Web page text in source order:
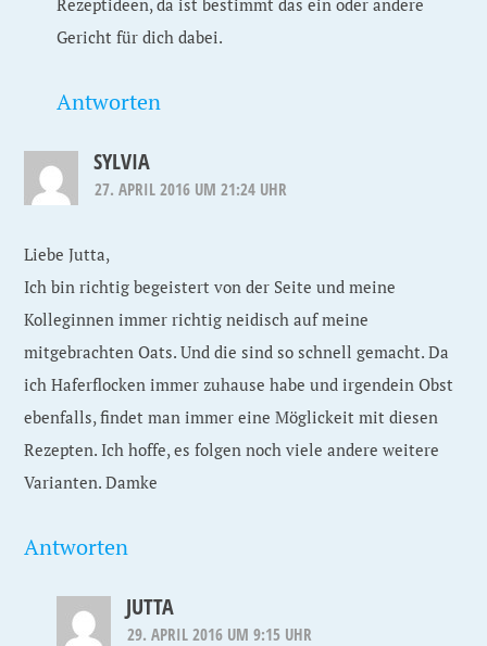
Rezeptideen, da ist bestimmt das ein oder andere
Gericht für dich dabei.
Antworten
SYLVIA
27. APRIL 2016 UM 21:24 UHR
Liebe Jutta,
Ich bin richtig begeistert von der Seite und meine
Kolleginnen immer richtig neidisch auf meine
mitgebrachten Oats. Und die sind so schnell gemacht. Da
ich Haferflocken immer zuhause habe und irgendein Obst
ebenfalls, findet man immer eine Möglickeit mit diesen
Rezepten. Ich hoffe, es folgen noch viele andere weitere
Varianten. Damke
Antworten
JUTTA
29. APRIL 2016 UM 9:15 UHR